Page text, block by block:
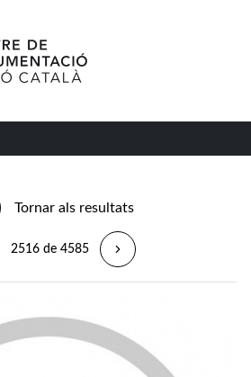
Tornar als resultats
2516 de 4585